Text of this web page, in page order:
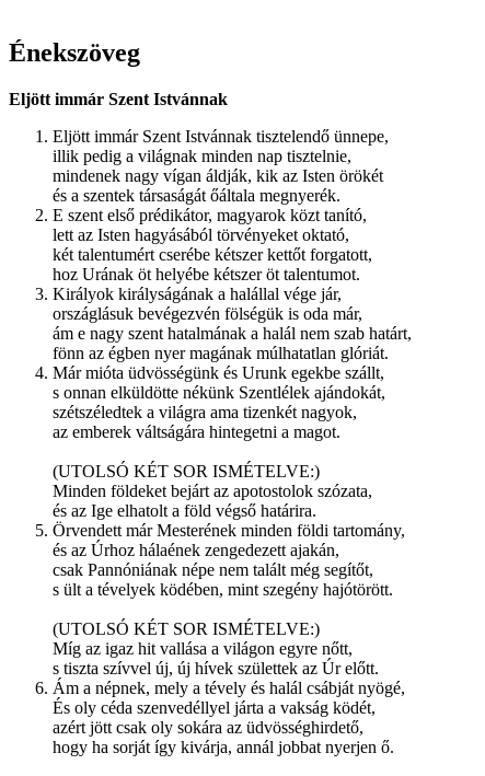
Énekszöveg
Eljött immár Szent Istvánnak
Eljött immár Szent Istvánnak tisztelendő ünnepe,
illik pedig a világnak minden nap tisztelnie,
mindenek nagy vígan áldják, kik az Isten örökét
és a szentek társaságát őáltala megnyerék.
E szent első prédikátor, magyarok közt tanító,
lett az Isten hagyásából törvényeket oktató,
két talentumért cserébe kétszer kettőt forgatott,
hoz Urának öt helyébe kétszer öt talentumot.
Királyok királyságának a halállal vége jár,
országlásuk bevégezvén fölségük is oda már,
ám e nagy szent hatalmának a halál nem szab határt,
fönn az égben nyer magának múlhatatlan glóriát.
Már mióta üdvösségünk és Urunk egekbe szállt,
s onnan elküldötte nékünk Szentlélek ajándokát,
szétszéledtek a világra ama tizenkét nagyok,
az emberek váltságára hintegetni a magot.
(UTOLSÓ KÉT SOR ISMÉTELVE:)
Minden földeket bejárt az apotostolok szózata,
és az Ige elhatolt a föld végső határira.
Örvendett már Mesterének minden földi tartomány,
és az Úrhoz hálaének zengedezett ajakán,
csak Pannóniának népe nem talált még segítőt,
s ült a tévelyek ködében, mint szegény hajótörött.
(UTOLSÓ KÉT SOR ISMÉTELVE:)
Míg az igaz hit vallása a világon egyre nőtt,
s tiszta szívvel új, új hívek születtek az Úr előtt.
Ám a népnek, mely a tévely és halál csábját nyögé,
És oly céda szenvedéllyel járta a vakság ködét,
azért jött csak oly sokára az üdvösséghirdető,
hogy ha sorját így kivárja, annál jobbat nyerjen ő.